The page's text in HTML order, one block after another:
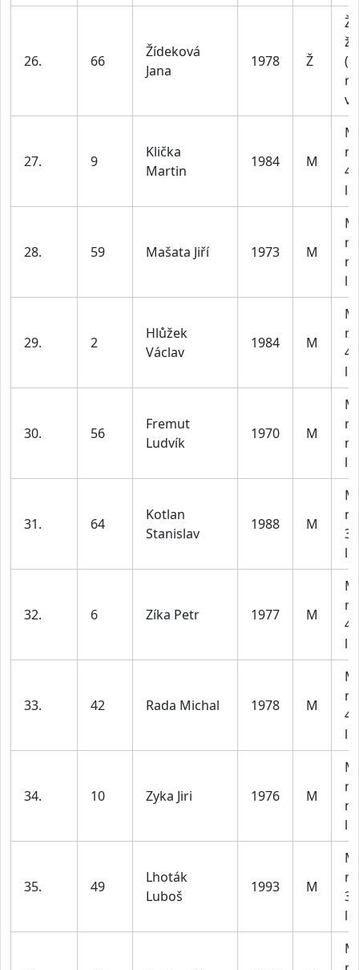
26. 66
Žídeková
Jana
1978 Ž
27. 9
Klička
Martin
1984 M
let
28. 59 Mašata Jiří 1973 M
let
29. 2
Hlůžek
Václav
1984 M
let
30. 56
Fremut
Ludvík
1970 M
let
31. 64
Kotlan
Stanislav
1988 M
let
32. 6 Zíka Petr 1977 M
let
33. 42 Rada Michal 1978 M
let
34. 10 Zyka Jiri 1976 M
let
35. 49
Lhoták
Luboš
1993 M
let